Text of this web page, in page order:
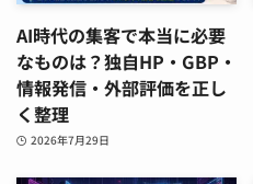
AI時代の集客で本当に必要
なものは？独自HP・GBP・
情報発信・外部評価を正し
く整理
2026年7月29日